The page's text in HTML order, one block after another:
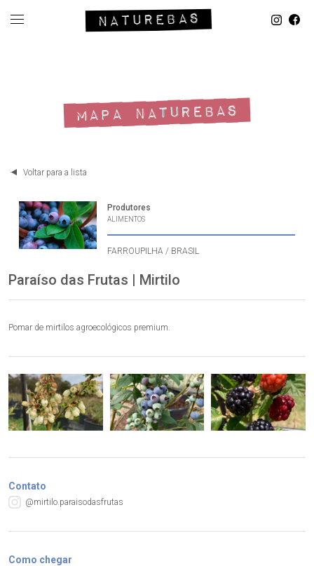
MAPA NATUREBAS
Voltar para a lista
Produtores
ALIMENTOS
FARROUPILHA / BRASIL
Paraíso das Frutas | Mirtilo
Pomar de mirtilos agroecológicos premium.
Contato
@mirtilo.paraisodasfrutas
Como chegar